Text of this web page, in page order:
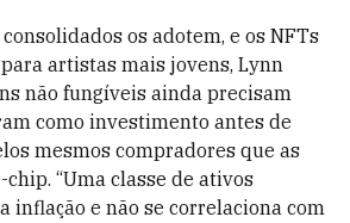
os adotem, e os NFTs
artistas mais jovens, Lynn
não fungíveis ainda precisam
como investimento antes de
mesmos compradores que as
“Uma classe de ativos
inflação e não se correlaciona com